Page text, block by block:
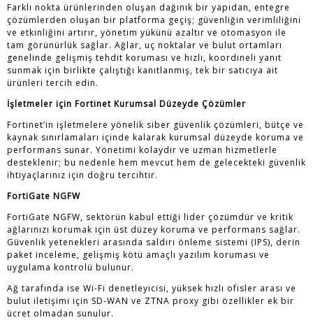
Farklı nokta ürünlerinden oluşan dağınık bir yapıdan, entegre
çözümlerden oluşan bir platforma geçiş; güvenliğin verimliliğini
ve etkinliğini artırır, yönetim yükünü azaltır ve otomasyon ile
tam görünürlük sağlar. Ağlar, uç noktalar ve bulut ortamları
genelinde gelişmiş tehdit koruması ve hızlı, koordineli yanıt
sunmak için birlikte çalıştığı kanıtlanmış, tek bir satıcıya ait
ürünleri tercih edin.
İşletmeler için Fortinet Kurumsal Düzeyde Çözümler
Fortinet’in işletmelere yönelik siber güvenlik çözümleri, bütçe ve
kaynak sınırlamaları içinde kalarak kurumsal düzeyde koruma ve
performans sunar. Yönetimi kolaydır ve uzman hizmetlerle
desteklenir; bu nedenle hem mevcut hem de gelecekteki güvenlik
ihtiyaçlarınız için doğru tercihtir.
FortiGate NGFW
FortiGate NGFW, sektörün kabul ettiği lider çözümdür ve kritik
ağlarınızı korumak için üst düzey koruma ve performans sağlar.
Güvenlik yetenekleri arasında saldırı önleme sistemi (IPS), derin
paket inceleme, gelişmiş kötü amaçlı yazılım koruması ve
uygulama kontrolü bulunur.
Ağ tarafında ise Wi-Fi denetleyicisi, yüksek hızlı ofisler arası ve
bulut iletişimi için SD-WAN ve ZTNA proxy gibi özellikler ek bir
ücret olmadan sunulur.